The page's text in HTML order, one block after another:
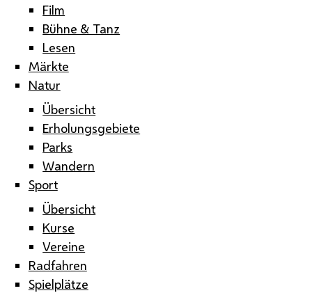
Film
Bühne & Tanz
Lesen
Märkte
Natur
Übersicht
Erholungsgebiete
Parks
Wandern
Sport
Übersicht
Kurse
Vereine
Radfahren
Spielplätze